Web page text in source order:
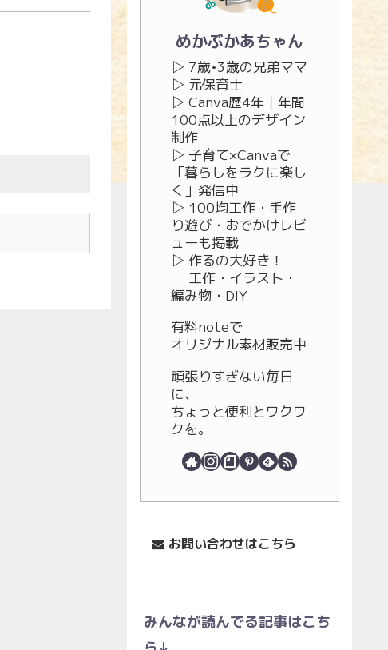
めかぶかあちゃん
▷ 7歳•3歳の兄弟ママ
▷ 元保育士
▷ Canva歴4年｜年間
100点以上のデザイン
制作
▷ 子育て×Canvaで
「暮らしをラクに楽し
く」発信中
▷ 100均工作・手作
り遊び・おでかけレビ
ューも掲載
▷ 作るの大好き！
工作・イラスト・
編み物・DIY
有料noteで
オリジナル素材販売中
頑張りすぎない毎日
に、
ちょっと便利とワクワ
クを。
お問い合わせはこちら
みんなが読んでる記事はこち